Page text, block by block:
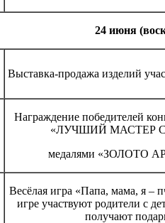
24 июня
Выставка-продажа изделий
Награждение победителей
«ЛУЧШИЙ МАСТЕР
медалями «ЗОЛОТО
Весёлая игра «Папа, мама, я –
игре участвуют родители с
получают